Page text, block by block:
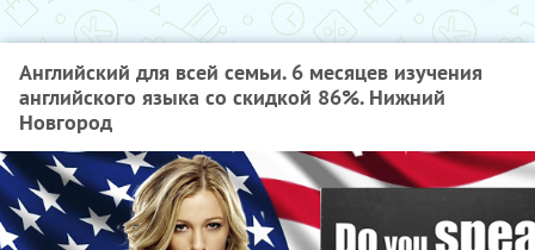
Английский для всей семьи. 6 месяцев изучения
английского языка со скидкой 86%. Нижний
Новгород